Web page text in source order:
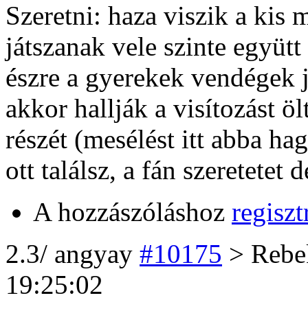
Szeretni: haza viszik a kis
játszanak vele szinte
észre a gyerekek
akkor hallják a visítozást
részét (mesélést itt abba
ott találsz, a fán szeretetet
A hozzászóláshoz
2.3/ angyay #10175 >
19:25:02